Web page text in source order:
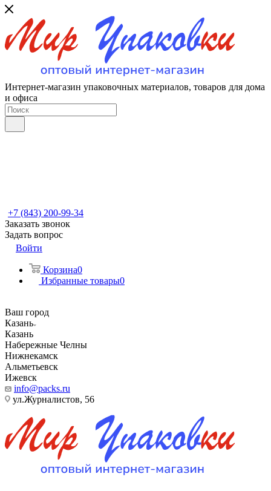
Интернет-магазин упаковочных материалов, товаров для дома
и офиса
+7 (843) 200-99-34
Заказать звонок
Задать вопрос
Войти
Корзина0
Избранные товары0
Ваш город
Казань
Казань
Набережные Челны
Нижнекамск
Альметьевск
Ижевск
info@packs.ru
ул.Журналистов, 56